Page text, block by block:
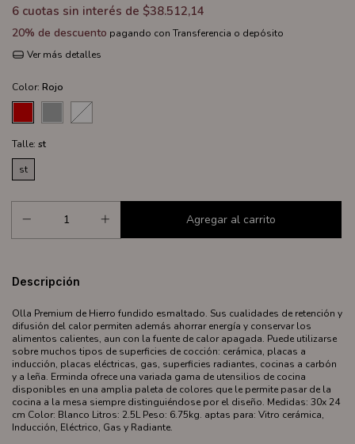
6 cuotas sin interés de $38.512,14
20% de descuento pagando con Transferencia o depósito
Ver más detalles
Color: Rojo
Talle: st
st
Descripción
Olla Premium de Hierro fundido esmaltado. Sus cualidades de retención y
difusión del calor permiten además ahorrar energía y conservar los
alimentos calientes, aun con la fuente de calor apagada. Puede utilizarse
sobre muchos tipos de superficies de cocción: cerámica, placas a
inducción, placas eléctricas, gas, superficies radiantes, cocinas a carbón
y a leña. Erminda ofrece una variada gama de utensilios de cocina
disponibles en una amplia paleta de colores que le permite pasar de la
cocina a la mesa siempre distinguiéndose por el diseño. Medidas: 30x 24
cm Color: Blanco Litros: 2.5L Peso: 6.75kg. aptas para: Vitro cerámica,
Inducción, Eléctrico, Gas y Radiante.